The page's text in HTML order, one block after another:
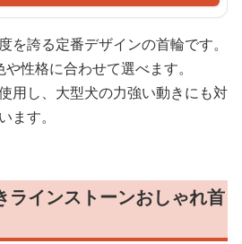
を誇る定番デザインの首輪です。
性格に合わせて選べます。
用し、大型犬の力強い動きにも対
ます。
ラインストーンおしゃれ首